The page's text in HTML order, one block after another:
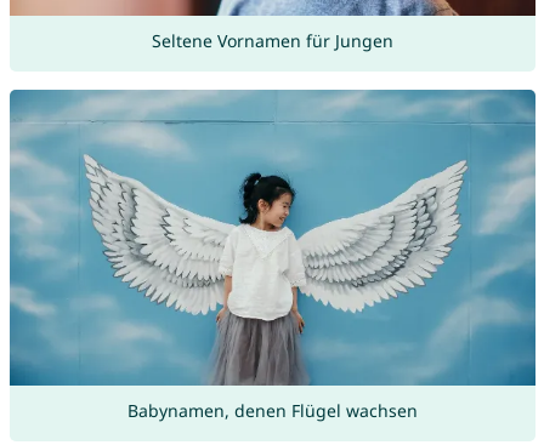
Seltene Vornamen für Jungen
Babynamen, denen Flügel wachsen